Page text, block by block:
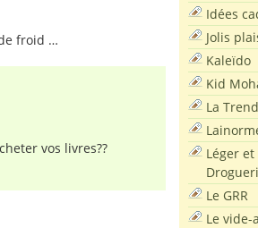
froid …
vos livres??
Idées
Jolis
Kaleïdo
Kid
La
Léger
Le GRR
Le